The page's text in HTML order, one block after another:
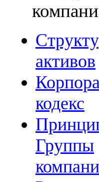
активов
кодекс
Группы